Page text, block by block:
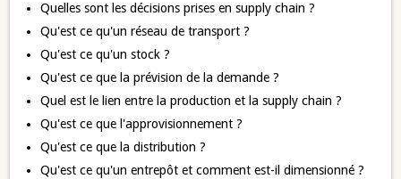
Quelles sont les décisions prises en supply chain ?
Qu'est ce qu'un réseau de transport ?
Qu'est ce qu'un stock ?
Qu'est ce que la prévision de la demande ?
Quel est le lien entre la production et la supply chain ?
Qu'est ce que l'approvisionnement ?
Qu'est ce que la distribution ?
Qu'est ce qu'un entrepôt et comment est-il dimensionné ?